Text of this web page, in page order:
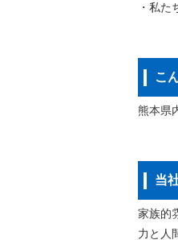
・私
こ
熊本県
当
家族的
力と人